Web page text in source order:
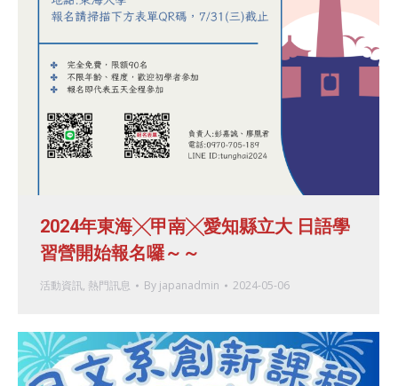
2024年東海╳甲南╳愛知縣立大 日語學
習營開始報名囉～～
活動資訊, 熱門訊息 By japanadmin 2024-05-06